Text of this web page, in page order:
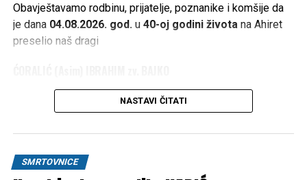
Obavještavamo rodbinu, prijatelje, poznanike i komšije da
je dana 04.08.2026. god. u 40-oj godini života na Ahiret
preselio naš dragi
1986 – 2026
dženaze i ukop će se obaviti kod
džume namaza
NASTAVI ČITATI
SMRTOVNICE